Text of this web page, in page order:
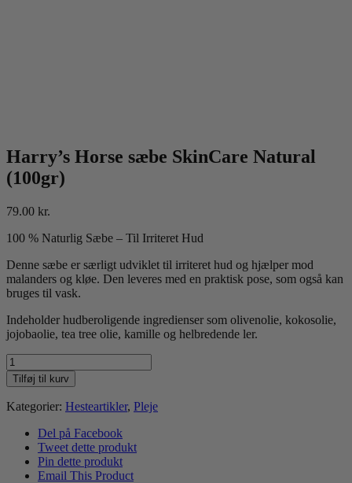
Harry’s Horse sæbe SkinCare Natural
(100gr)
79.00 kr.
100 % Naturlig Sæbe – Til Irriteret Hud
Denne sæbe er særligt udviklet til irriteret hud og hjælper mod
malanders og kløe. Den leveres med en praktisk pose, som også kan
bruges til vask.
Indeholder hudberoligende ingredienser som olivenolie, kokosolie,
jojobaolie, tea tree olie, kamille og helbredende ler.
Harry's
Horse
sæbe
SkinCare
Natural
(100gr)
antal
Tilføj til kurv
Kategorier: Hesteartikler, Pleje
Del på Facebook
Tweet dette produkt
Pin dette produkt
Email This Product